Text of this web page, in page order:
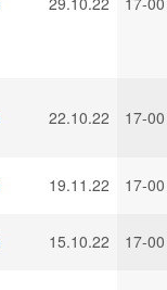
22.10.22 17-00
19.11.22 17-00
15.10.22 17-00